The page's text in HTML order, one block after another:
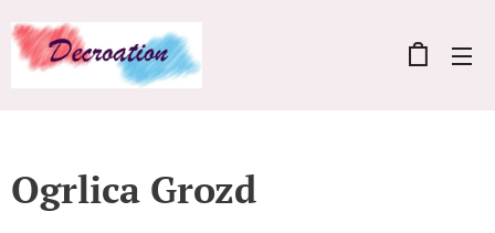
Ogrlica Grozd